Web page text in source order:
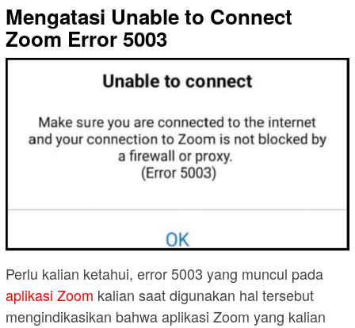
Mengatasi Unable to Connect
Zoom Error 5003
Perlu kalian ketahui, error 5003 yang muncul pada
aplikasi Zoom kalian saat digunakan hal tersebut
mengindikasikan bahwa aplikasi Zoom yang kalian